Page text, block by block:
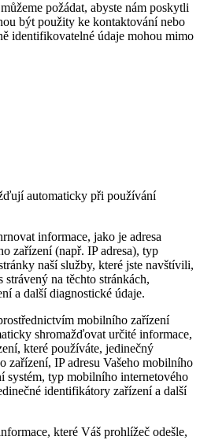
požádat, abyste nám poskytli
být použity ke kontaktování nebo
identifikovatelné údaje mohou mimo
automaticky při používání
informace, jako je adresa
zařízení (např. IP adresa), typ
naší služby, které jste navštívili,
strávený na těchto stránkách,
a další diagnostické údaje.
mobilního zařízení
shromažďovat určité informace,
které používáte, jedinečný
zařízení, IP adresu Vašeho mobilního
systém, typ mobilního internetového
identifikátory zařízení a další
které Váš prohlížeč odešle,